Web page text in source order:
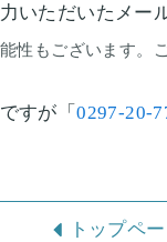
いただいたメー
性もございます。
すが「0297-20-
トップペ